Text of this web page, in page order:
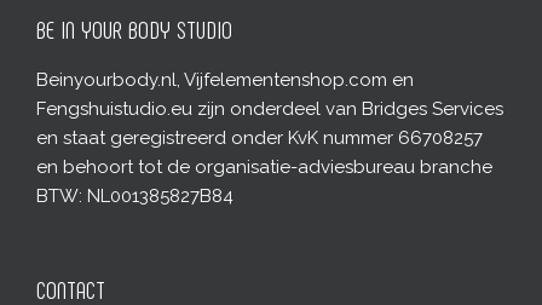
BE IN YOUR BODY STUDIO
Beinyourbody.nl, Vijfelementenshop.com en
Fengshuistudio.eu zijn onderdeel van Bridges Services
en staat geregistreerd onder KvK nummer 66708257
en behoort tot de organisatie-adviesbureau branche
BTW: NL001385827B84
CONTACT